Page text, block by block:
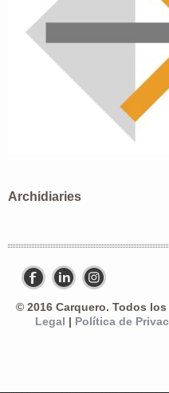
Archidiaries
© 2016 Carquero. Todos
Legal | Política de